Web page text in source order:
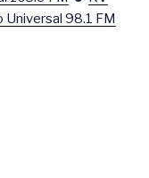
Universal 98.1 FM